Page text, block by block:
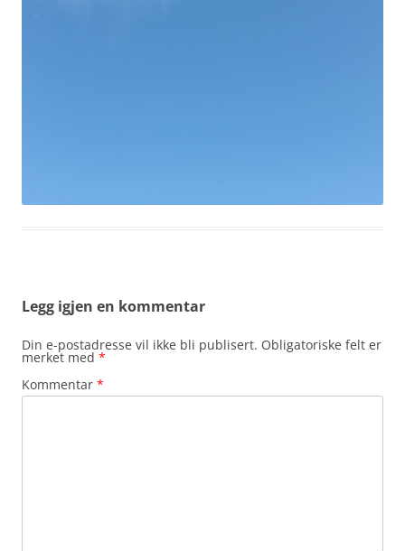
Legg igjen en kommentar
Din e-postadresse vil ikke bli publisert. Obligatoriske felt er
merket med *
Kommentar *